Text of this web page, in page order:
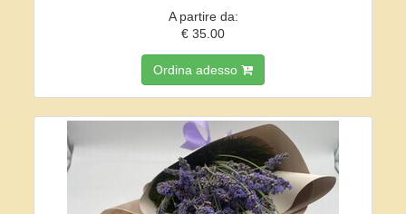
A partire da:
€ 35.00
Ordina adesso